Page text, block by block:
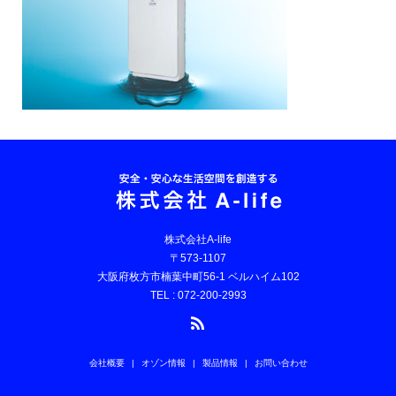
株式会社A-life
〒573-1107
大阪府枚方市楠葉中町56-1 ベルハイム102
TEL : 072-200-2993
会社概要 オゾン情報 製品情報 お問い合わせ